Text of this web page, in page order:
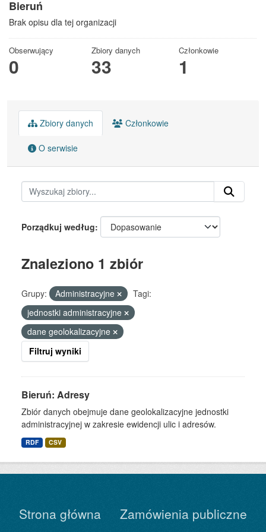
Bieruń
Brak opisu dla tej organizacji
Obserwujący
0
Zbiory danych
33
Członkowie
1
Zbiory danych Członkowie
O serwisie
Porządkuj według
Znaleziono 1 zbiór
Grupy: Administracyjne
Tagi:
jednostki administracyjne
dane geolokalizacyjne
Filtruj wyniki
Bieruń: Adresy
Zbiór danych obejmuje dane geolokalizacyjne jednostki
administracyjnej w zakresie ewidencji ulic i adresów.
RDF CSV
Strona główna Zamówienia publiczne